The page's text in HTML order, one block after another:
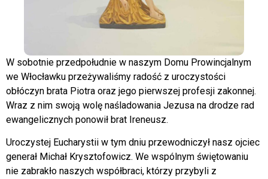
W sobotnie przedpołudnie w naszym Domu Prowincjalnym
we Włocławku przeżywaliśmy radość z uroczystości
obłóczyn brata Piotra oraz jego pierwszej profesji zakonnej.
Wraz z nim swoją wolę naśladowania Jezusa na drodze rad
ewangelicznych ponowił brat Ireneusz.
Uroczystej Eucharystii w tym dniu przewodniczył nasz ojciec
generał Michał Krysztofowicz. We wspólnym świętowaniu
nie zabrakło naszych współbraci, którzy przybyli z